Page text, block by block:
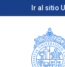
to
Ir al sitio